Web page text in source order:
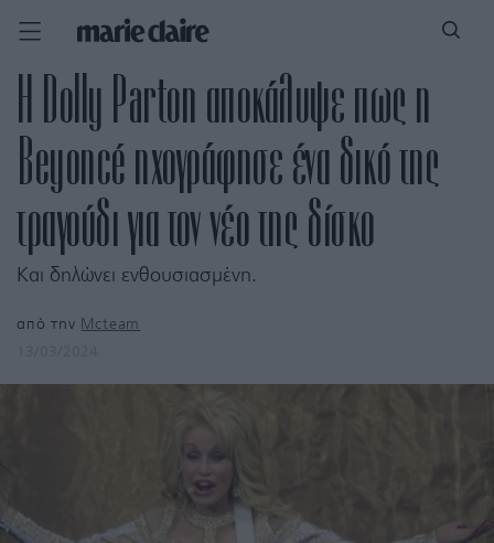
Η Dolly Parton αποκάλυψε πως η
Beyoncé ηχογράφησε ένα δικό της
τραγούδι για τον νέο της δίσκο
Και δηλώνει ενθουσιασμένη.
από την Mcteam